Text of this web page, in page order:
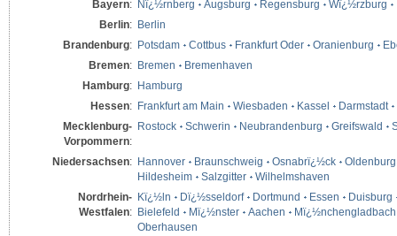
Bayern: Nï¿½rnberg Augsburg Regensburg Wï¿½rzburg
Berlin: Berlin
Brandenburg: Potsdam Cottbus Frankfurt Oder Oranienburg
Bremen: Bremen
Bremenhaven
Hamburg: Hamburg
Hessen: Frankfurt am Main Wiesbaden Kassel
Darmstadt
Mecklenburg-
Vorpommern:
Rostock Schwerin Neubrandenburg Greifswald
Niedersachsen: Hannover Braunschweig Osnabrï¿½ck
Oldenburg
Hildesheim
Salzgitter
Wilhelmshaven
Nordrhein-
Westfalen:
Kï¿½ln Dï¿½sseldorf Dortmund Essen
Duisburg
Bielefeld
Mï¿½nster Aachen
Mï¿½nchengladbach
Oberhausen